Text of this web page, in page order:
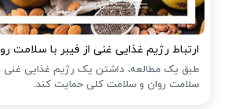
ارتباط رژیم غذایی غنی از فیبر با سلامت
طبق یک مطالعه، داشتن یک رژیم غذایی غنی
سلامت روان و سلامت کلی حمایت کند.